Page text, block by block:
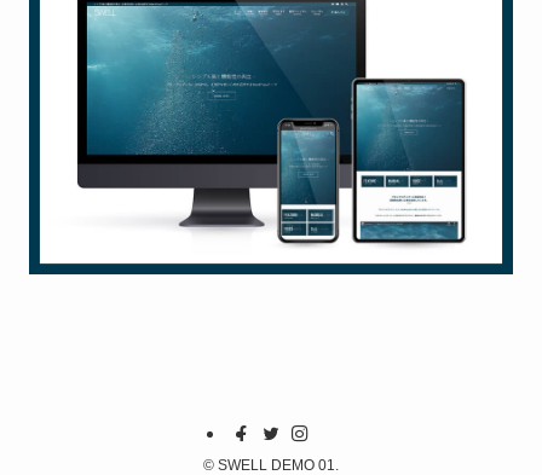
© SWELL DEMO 01.